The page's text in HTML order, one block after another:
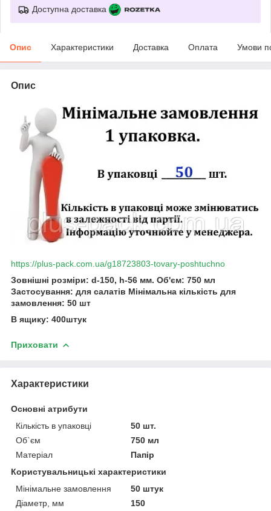
Доступна доставка
Опис Характеристики Доставка Оплата Умови
Опис
https://plus-pack.com.ua/g18723803-tovary-poshtuchno
Зовнішні розміри: d-150, h-56 мм. Об'єм: 750 мл
Застосування: для салатів Мінімальна кількість для
замовлення: 50 шт
В ящику: 400штук
Приховати
Характеристики
Основні атрибути
Кількість в упаковці
50 шт.
Об`єм
750 мл
Матеріал
Папір
Користувальницькі характеристики
Мінімальне замовлення
50 штук
Діаметр, мм
150